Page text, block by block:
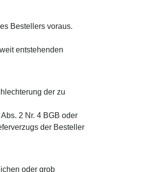
Bestellers voraus.
entstehenden
der zu
2 Nr. 4 BGB oder
der Besteller
oder grob